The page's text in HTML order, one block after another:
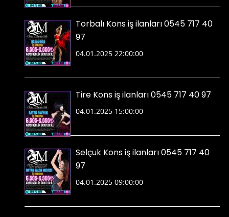
Torbalı Kons iş ilanları 0545 717 40
97
04.01.2025 22:00:00
Tire Kons iş ilanları 0545 717 40 97
04.01.2025 15:00:00
Selçuk Kons iş ilanları 0545 717 40
97
04.01.2025 09:00:00